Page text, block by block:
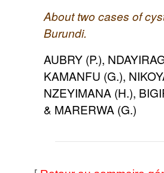
About two cases of
Burundi.
AUBRY (P.),
KAMANFU (G.),
NZEYIMANA (H.),
& MARERWA (G.)